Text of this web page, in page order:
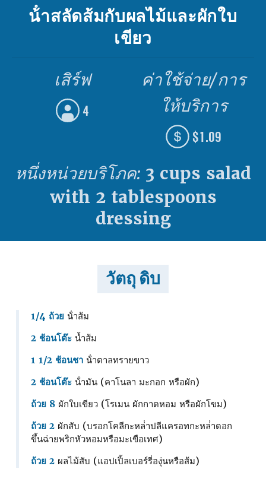
น้ําสลัดส้มกับผลไม้และผักใบ
เขียว
เสิร์ฟ
4
ค่าใช้จ่าย/การ
ให้บริการ
$1.09
หนึ่งหน่วยบริโภค: 3 cups salad
with 2 tablespoons
dressing
วัตถุ ดิบ
1/4 ถ้วย น้ําส้ม
2 ช้อนโต๊ะ น้ำส้ม
1 1/2 ช้อนชา น้ําตาลทรายขาว
2 ช้อนโต๊ะ น้ํามัน (คาโนลา มะกอก หรือผัก)
ถ้วย 8 ผักใบเขียว (โรเมน ผักกาดหอม หรือผักโขม)
ถ้วย 2 ผักสับ (บรอกโคลีกะหล่ําปลีแครอทกะหล่ําดอก
ขึ้นฉ่ายพริกหัวหอมหรือมะเขือเทศ)
ถ้วย 2 ผลไม้สับ (แอปเปิ้ลเบอร์รี่องุ่นหรือส้ม)